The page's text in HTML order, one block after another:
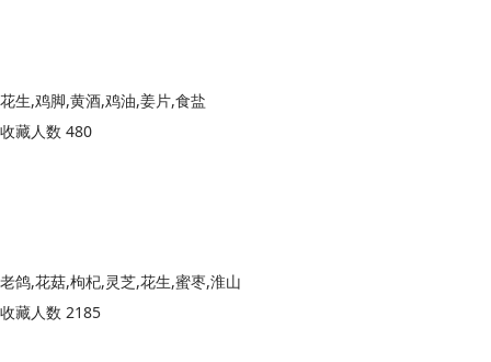
花生,鸡脚,黄酒,鸡油,姜片,食盐
收藏人数 480
老鸽,花菇,枸杞,灵芝,花生,蜜枣,淮山
收藏人数 2185